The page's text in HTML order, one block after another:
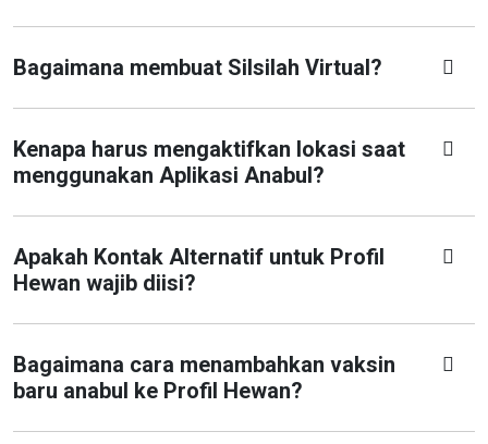
Bagaimana membuat Silsilah Virtual?
Kenapa harus mengaktifkan lokasi saat
menggunakan Aplikasi Anabul?
Apakah Kontak Alternatif untuk Profil
Hewan wajib diisi?
Bagaimana cara menambahkan vaksin
baru anabul ke Profil Hewan?